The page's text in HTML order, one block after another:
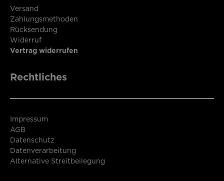
Versand
Zahlungsmethoden
Rücksendung
Widerruf
Vertrag widerrufen
Rechtliches
Impressum
AGB
Datenschutz
Datenverarbeitung
Alternative Streitbeilegung